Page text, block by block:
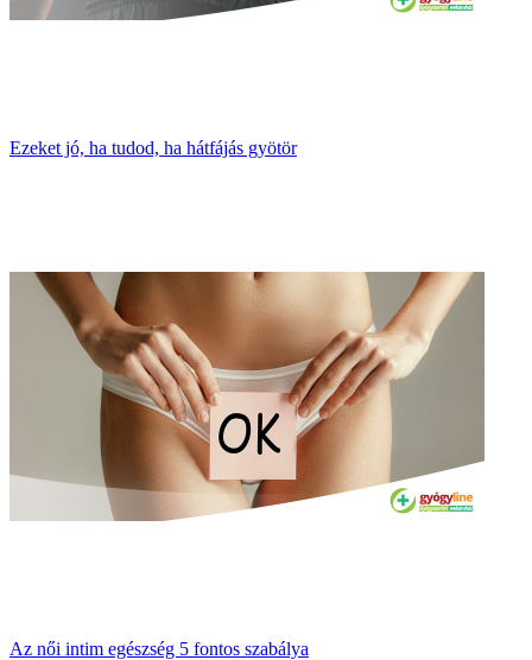
Ezeket jó, ha tudod, ha hátfájás gyötör
Az női intim egészség 5 fontos szabálya